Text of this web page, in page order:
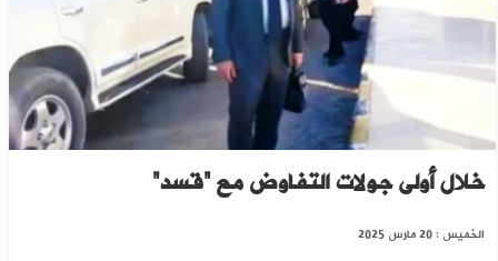
حسين السلامة: اتفقنا على تشكيل لجان عمل
خلال أولى جولات التفاوض مع “قسد”
الخميس : 20 مارس 2025